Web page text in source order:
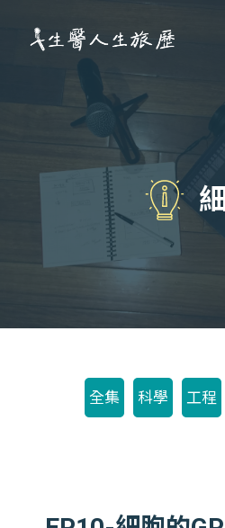
全集 科學 工程